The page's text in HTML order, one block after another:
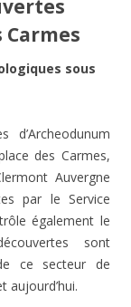
Carmes
sous
d’Archeodunum
des Carmes,
Auvergne
par le Service
également le
sont
ce secteur de
aujourd’hui.